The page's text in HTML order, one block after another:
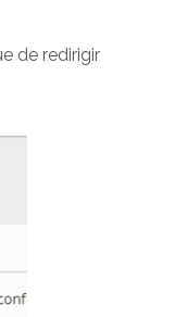
de redirigir